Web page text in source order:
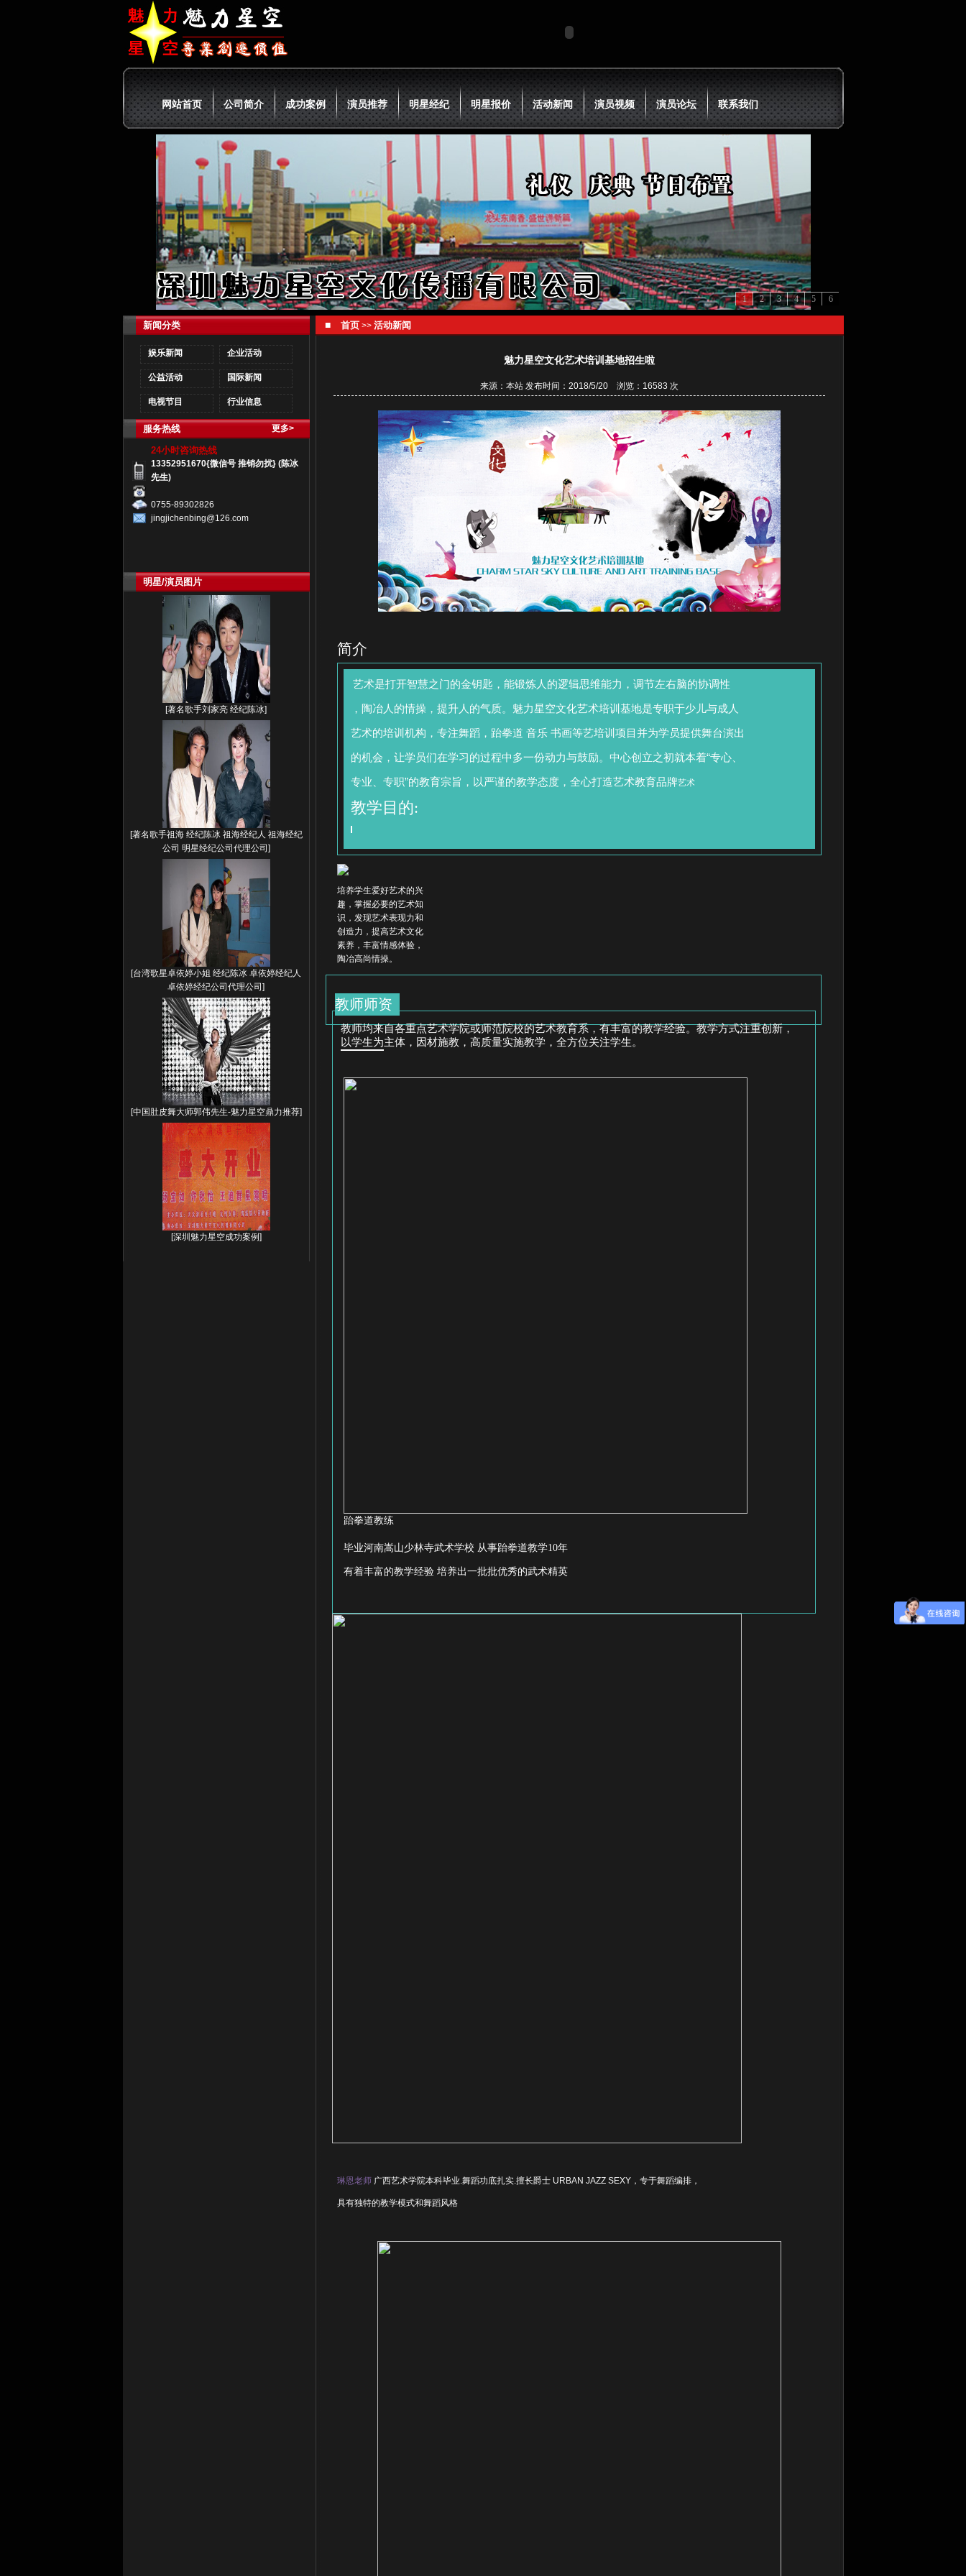
网站首页 公司简介 成功案例 演员推荐 明星经纪 明星报价 活动新闻 演员视频 演员论坛 联系我们
6
5
4
3
2
1
新闻分类
娱乐新闻 企业活动
公益活动 国际新闻
电视节目 行业信息
服务热线 更多>
24小时咨询热线
13352951670{微信号 推销勿扰} (陈冰
先生)
0755-89302826
jingjichenbing@126.com
明星/演员图片
[著名歌手刘家亮 经纪陈冰]
[著名歌手祖海 经纪陈冰 祖海经纪人 祖海经纪
公司 明星经纪公司代理公司 ]
[台湾歌星卓依婷小姐 经纪陈冰 卓依婷经纪人
卓依婷经纪公司代理公司 ]
[中国肚皮舞大师郭伟先生-魅力星空鼎力推荐]
[深圳魅力星空成功案例]
■ 首页 >> 活动新闻
魅力星空文化艺术培训基地招生啦
来源：本站 发布时间：2018/5/20 浏览：16583 次
简介
艺术是打开智慧之门的金钥匙，能锻炼人的逻辑思维能力，调节左右脑的协调性
，陶冶人的情操，提升人的气质。魅力星空文化艺术培训基地是专职于少儿与成人
艺术的培训机构，专注舞蹈，跆拳道 音乐 书画等艺培训项目并为学员提供舞台演出
的机会，让学员们在学习的过程中多一份动力与鼓励。中心创立之初就本着“专心、
专业、专职”的教育宗旨，以严谨的教学态度，全心打造艺术教育品牌艺术
教学目的:
培养学生爱好艺术的兴
趣，掌握必要的艺术知
识，发现艺术表现力和
创造力，提高艺术文化
素养，丰富情感体验，
陶冶高尚情操。
教师师资
教师均来自各重点艺术学院或师范院校的艺术教育系，有丰富的教学经验。教学方式注重创新，
以学生为主体，因材施教，高质量实施教学，全方位关注学生。
跆拳道教练
毕业河南嵩山少林寺武术学校 从事跆拳道教学10年
有着丰富的教学经验 培养出一批批优秀的武术精英
琳恩老师 广西艺术学院本科毕业.舞蹈功底扎实.擅长爵士 URBAN JAZZ SEXY，专于舞蹈编排，
具有独特的教学模式和舞蹈风格